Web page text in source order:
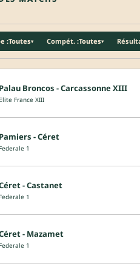
:Toutes▾ Compét. :Toutes▾
Palau Broncos - Carcassonne XIII
Elite France XIII
Pamiers - Céret
Federale 1
- Castanet
Federale 1
- Mazamet
Federale 1